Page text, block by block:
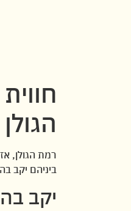
הגולן
רמת הגולן,
ביניהם יקב
יקב